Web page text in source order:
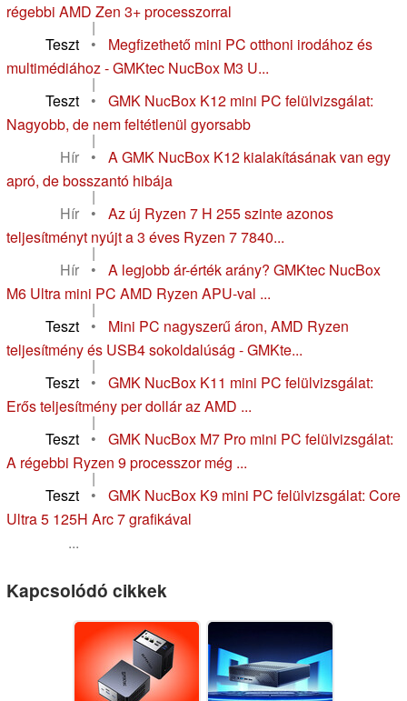
régebbi AMD Zen 3+ processzorral
|
Teszt
•
Megfizethető mini PC otthoni irodához és
multimédiához - GMKtec NucBox M3 U...
|
Teszt
•
GMK NucBox K12 mini PC felülvizsgálat:
Nagyobb, de nem feltétlenül gyorsabb
|
Hír
•
A GMK NucBox K12 kialakításának van egy
apró, de bosszantó hibája
|
Hír
•
Az új Ryzen 7 H 255 szinte azonos
teljesítményt nyújt a 3 éves Ryzen 7 7840...
|
Hír
•
A legjobb ár-érték arány? GMKtec NucBox
M6 Ultra mini PC AMD Ryzen APU-val ...
|
Teszt
•
Mini PC nagyszerű áron, AMD Ryzen
teljesítmény és USB4 sokoldalúság - GMKte...
|
Teszt
•
GMK NucBox K11 mini PC felülvizsgálat:
Erős teljesítmény per dollár az AMD ...
|
Teszt
•
GMK NucBox M7 Pro mini PC felülvizsgálat:
A régebbi Ryzen 9 processzor még ...
|
Teszt
•
GMK NucBox K9 mini PC felülvizsgálat: Core
Ultra 5 125H Arc 7 grafikával
...
Kapcsolódó cikkek